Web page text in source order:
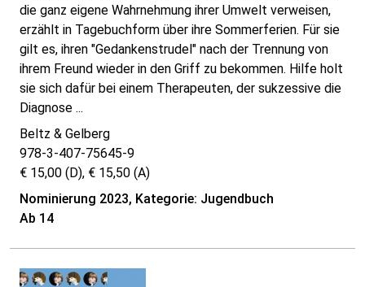
die ganz eigene Wahrnehmung ihrer Umwelt verweisen,
erzählt in Tagebuchform über ihre Sommerferien. Für sie
gilt es, ihren "Gedankenstrudel" nach der Trennung von
ihrem Freund wieder in den Griff zu bekommen. Hilfe holt
sie sich dafür bei einem Therapeuten, der sukzessive die
Diagnose ...
Beltz & Gelberg
978-3-407-75645-9
€ 15,00 (D), € 15,50 (A)
Nominierung 2023, Kategorie: Jugendbuch
Ab 14